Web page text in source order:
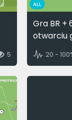
5
ALL
Gra BR +
otwarciu
20 -